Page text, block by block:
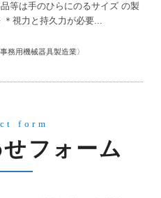
等は手のひらにのるサイズ の製
＊視力と持久力が必要...
事務用機械器具製造業〉
form
フォーム